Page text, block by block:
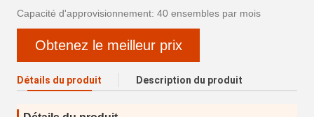
Capacité d'approvisionnement: 40 ensembles par mois
Obtenez le meilleur prix
Détails du produit Description du produit